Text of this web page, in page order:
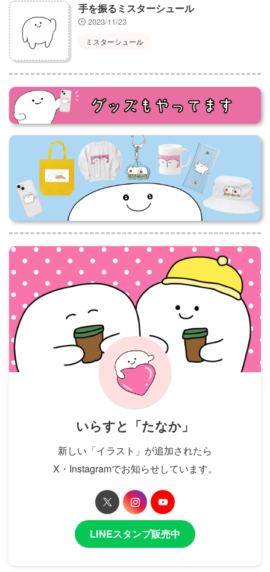
手を振るミスターシュール
2023/11/23
ミスターシュール
いらすと「たなか」
新しい「イラスト」が追加されたら
X・Instagramでお知らせしています。
LINEスタンプ販売中